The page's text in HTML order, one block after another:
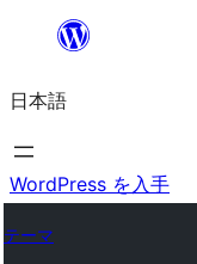
を
ス
キ
プ
日本語
WordPress を入手
テーマ